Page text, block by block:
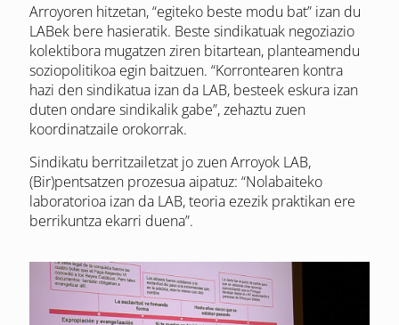
Arroyoren hitzetan, “egiteko beste modu bat” izan du
LABek bere hasieratik. Beste sindikatuak negoziazio
kolektibora mugatzen ziren bitartean, planteamendu
soziopolitikoa egin baitzuen. “Korrontearen kontra
hazi den sindikatua izan da LAB, besteek eskura izan
duten ondare sindikalik gabe”, zehaztu zuen
koordinatzaile orokorrak.
Sindikatu berritzailetzat jo zuen Arroyok LAB,
(Bir)pentsatzen prozesua aipatuz: “Nolabaiteko
laboratorioa izan da LAB, teoria ezezik praktikan ere
berrikuntza ekarri duena”.